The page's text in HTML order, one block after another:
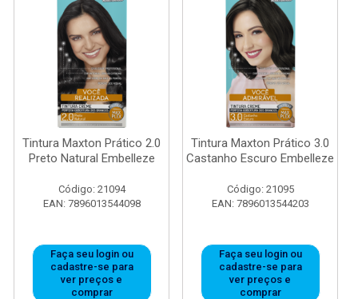
Tintura Maxton Prático 2.0
Preto Natural Embelleze
Código: 21094
EAN: 7896013544098
Faça seu login ou
cadastre-se para
ver preços e
comprar
Tintura Maxton Prático 3.0
Castanho Escuro Embelleze
Código: 21095
EAN: 7896013544203
Faça seu login ou
cadastre-se para
ver preços e
comprar